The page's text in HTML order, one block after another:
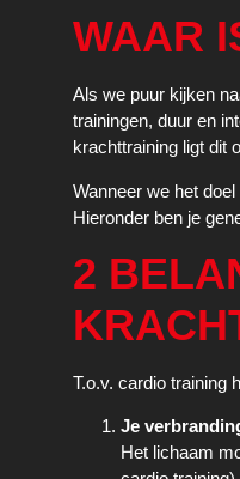
WAAR
Als we puur kijken
trainingen, duur en
krachttraining ligt dit
Wanneer we het
Hieronder ben je
2
T.o.v. cardio training
Je
Het lichaam